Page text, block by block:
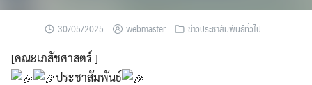
30/05/2025 webmaster ข่าวประชาสัมพันธ์ทั่วไป
[คณะเภสัชศาสตร์ ]
ประชาสัมพันธ์